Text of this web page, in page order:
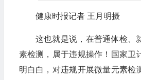
健康时报记者 王月明摄
这也就是说，在普通体检、
素检测，属于违规操作！国家卫
明白白，对违规开展微量元素检